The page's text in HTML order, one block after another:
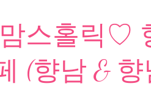
스홀릭♡
(향남 &